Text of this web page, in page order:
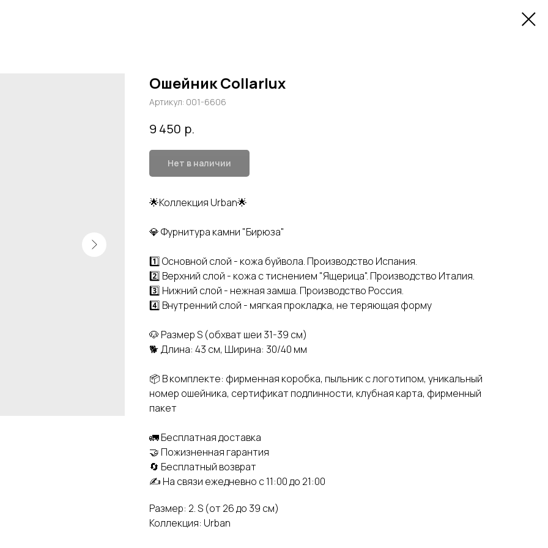
Ошейник Collarlux
Артикул: 001-6606
9 450 р.
Нет в наличии
🌟Коллекция Urban🌟
💎 Фурнитура камни "Бирюза"
1️⃣ Основной слой - кожа буйвола. Производство Испания.
2️⃣ Верхний слой - кожа с тиснением "Ящерица". Производство Италия.
3️⃣ Нижний слой - нежная замша. Производство Россия.
4️⃣ Внутренний слой - мягкая прокладка, не теряющая форму
🐶 Размер S (обхват шеи 31-39 см)
🐕 Длина: 43 см, Ширина: 30/40 мм
📦 В комплекте: фирменная коробка, пыльник с логотипом, уникальный
номер ошейника, сертификат подлинности, клубная карта, фирменный
пакет
🚛 Бесплатная доставка
🤝 Пожизненная гарантия
🔄 Бесплатный возврат
✍️ На связи ежедневно с 11:00 до 21:00
Размер: 2. S (от 26 до 39 см)
Коллекция: Urban